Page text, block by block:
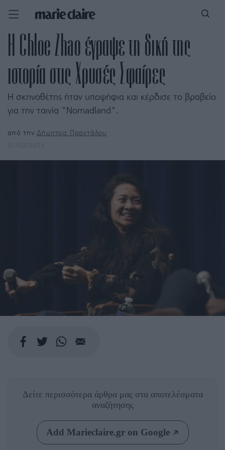
H Chloe Zhao έγραψε τη δική της
ιστορία στις Χρυσές Σφαίρες
Η σκηνοθέτης ήταν υποψήφια και κέρδισε το βραβείο
για την ταινία "Νomadland".
από τηνΔήμητρα Πραντάλου
Δείτε περισσότερα άρθρα μας στα αποτελέσματα
αναζήτησης
Add Marieclaire.gr on Google